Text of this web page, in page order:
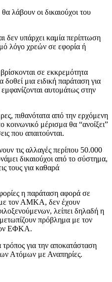
λάβουν οι δικαιούχοι του
δεν υπάρχει καμία περίπτωση
λόγο χρεών σε εφορία ή
σε εκκρεμότητα
μια ειδική παράταση για
αυτομάτως στην
πιθανότατα από την ερχόμενη
κοινωνικό μέρισμα θα “ανοίξει”
που απαιτούνται.
τις αλλαγές περίπου 50.000
δικαιούχοι από το σύστημα,
τους για καθαρά
η παράταση αφορά σε
με τον ΑΜΚΑ, δεν έχουν
λείπει δηλαδή η
πρόβλημα με τον
ΕΦΚΑ.
τρόπος για την αποκατάσταση
Ατόμων με Αναπηρίες.